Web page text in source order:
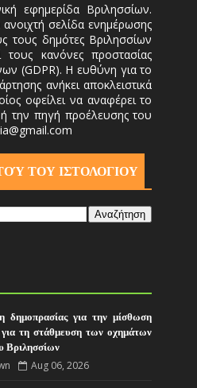
εφημερίδα Βριλησσίων.
ανοιχτή σελίδα ενημέρωσης
τους δημότες Βριλησσίων
κανόνες προστασίας
(GDPR). Η ευθύνη για το
ανήκει αποκλειστικά
οφείλει να αναφέρει το
την πηγή προέλευσης του
ΤΟΥ ΙΣΤΟΛΟΓΙΟΥ
δημοπρασίας για την μίσθωση
για τη στάθμευση των οχημάτων
Βριλησσίων
Aug 06, 2026